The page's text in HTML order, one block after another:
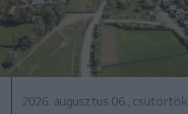
2026. augusztus 06., csütörtök